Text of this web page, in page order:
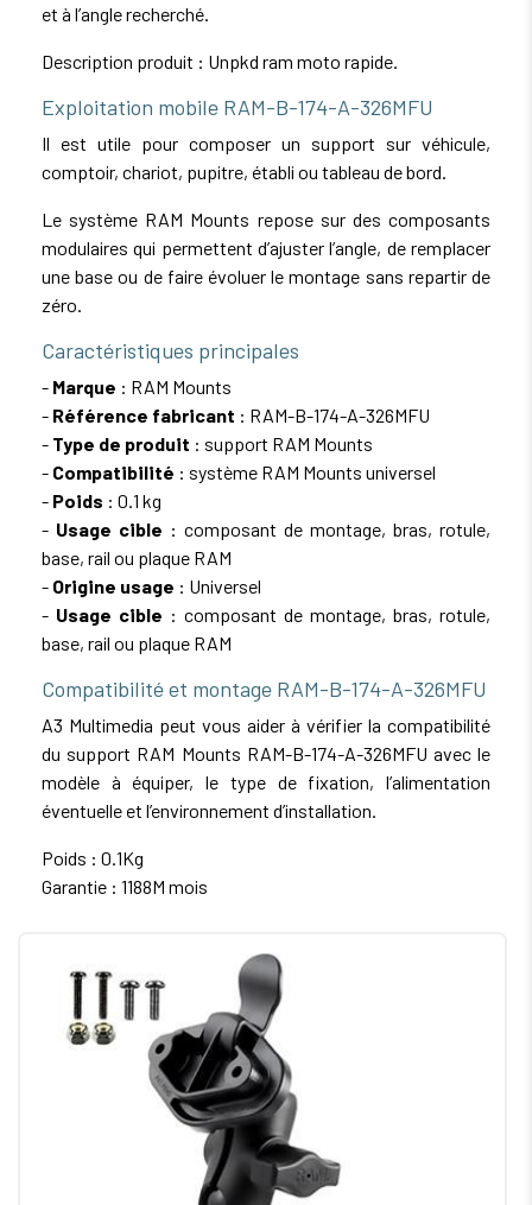
et à l’angle recherché.
Description produit : Unpkd ram moto rapide.
Exploitation mobile RAM-B-174-A-326MFU
Il est utile pour composer un support sur véhicule,
comptoir, chariot, pupitre, établi ou tableau de bord.
Le système RAM Mounts repose sur des composants
modulaires qui permettent d’ajuster l’angle, de remplacer
une base ou de faire évoluer le montage sans repartir de
zéro.
Caractéristiques principales
- Marque : RAM Mounts
- Référence fabricant : RAM-B-174-A-326MFU
- Type de produit : support RAM Mounts
- Compatibilité : système RAM Mounts universel
- Poids : 0.1 kg
- Usage cible : composant de montage, bras, rotule,
base, rail ou plaque RAM
- Origine usage : Universel
- Usage cible : composant de montage, bras, rotule,
base, rail ou plaque RAM
Compatibilité et montage RAM-B-174-A-326MFU
A3 Multimedia peut vous aider à vérifier la compatibilité
du support RAM Mounts RAM-B-174-A-326MFU avec le
modèle à équiper, le type de fixation, l’alimentation
éventuelle et l’environnement d’installation.
Poids : 0.1Kg
Garantie : 1188M mois